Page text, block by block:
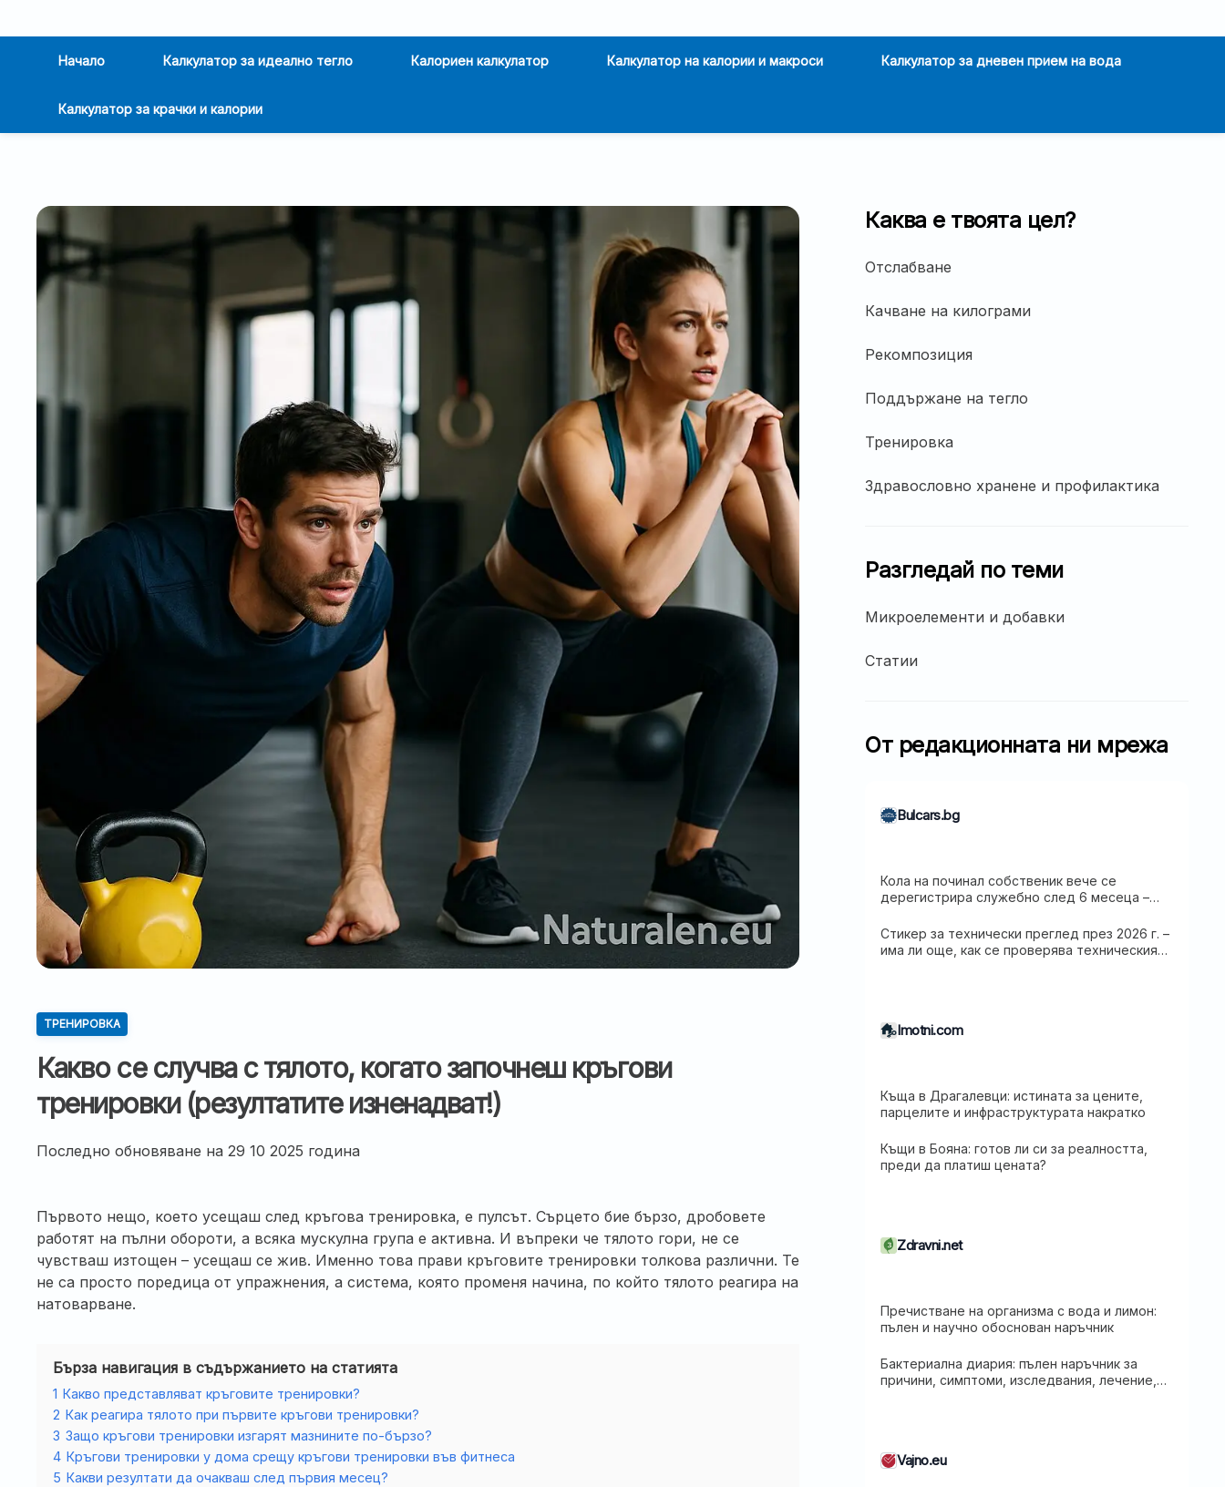
Начало Калкулатор за идеално тегло Калориен калкулатор Калкулатор на калории и макроси Калкулатор за дневен прием на вода
Калкулатор за крачки и калории
ТРЕНИРОВКА
Какво се случва с тялото, когато започнеш кръгови
тренировки (резултатите изненадват!)
Последно обновяване на 29 10 2025 година
Първото нещо, което усещаш след кръгова тренировка, е пулсът. Сърцето бие бързо, дробовете
работят на пълни обороти, а всяка мускулна група е активна. И въпреки че тялото гори, не се
чувстваш изтощен – усещаш се жив. Именно това прави кръговите тренировки толкова различни. Те
не са просто поредица от упражнения, а система, която променя начина, по който тялото реагира на
натоварване.
Бърза навигация в съдържанието на статията
1 Какво представляват кръговите тренировки?
2 Как реагира тялото при първите кръгови тренировки?
3 Защо кръгови тренировки изгарят мазнините по-бързо?
4 Кръгови тренировки у дома срещу кръгови тренировки във фитнеса
5 Какви резултати да очакваш след първия месец?
Каква е твоята цел?
Отслабване
Качване на килограми
Рекомпозиция
Поддържане на тегло
Тренировка
Здравословно хранене и профилактика
Разгледай по теми
Микроелементи и добавки
Статии
От редакционната ни мрежа
Bulcars.bg
Кола на починал собственик вече се
дерегистрира служебно след 6 месеца –
Стикер за технически преглед през 2026 г. –
има ли още, как се проверява техническият
Imotni.com
Къща в Драгалевци: истината за цените,
парцелите и инфраструктурата накратко
Къщи в Бояна: готов ли си за реалността,
преди да платиш цената?
Zdravni.net
Пречистване на организма с вода и лимон:
пълен и научно обоснован наръчник
Бактериална диария: пълен наръчник за
причини, симптоми, изследвания, лечение,
Vajno.eu